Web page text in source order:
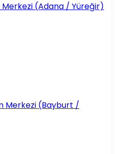
(Adana / Yüreğir)
Merkezi (Bayburt /